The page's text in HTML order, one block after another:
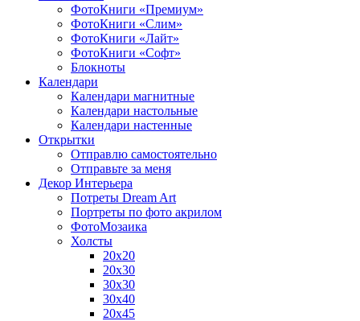
ФотоКниги «Премиум»
ФотоКниги «Слим»
ФотоКниги «Лайт»
ФотоКниги «Софт»
Блокноты
Календари
Календари магнитные
Календари настольные
Календари настенные
Открытки
Отправлю самостоятельно
Отправьте за меня
Декор Интерьера
Потреты Dream Art
Портреты по фото акрилом
ФотоМозаика
Холсты
20х20
20х30
30х30
30х40
20х45